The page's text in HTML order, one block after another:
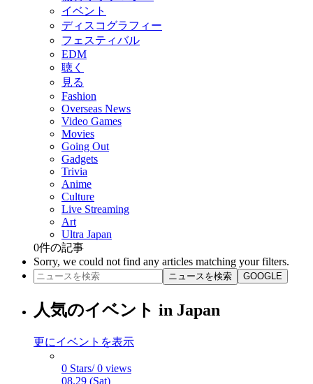
イベント
ディスコグラフィー
フェスティバル
EDM
聴く
見る
Fashion
Overseas News
Video Games
Movies
Going Out
Gadgets
Trivia
Anime
Culture
Live Streaming
Art
Ultra Japan
0件の記事
Sorry, we could not find any articles matching your filters.
ニュースを検索 GOOGLE
人気のイベント in Japan
更にイベントを表示
0 Stars/ 0 views
08.29 (Sat)